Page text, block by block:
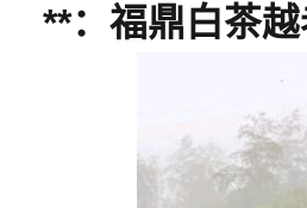
**：福鼎白茶越